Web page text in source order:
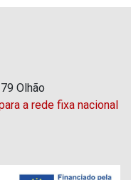
Olhão
a rede fixa nacional